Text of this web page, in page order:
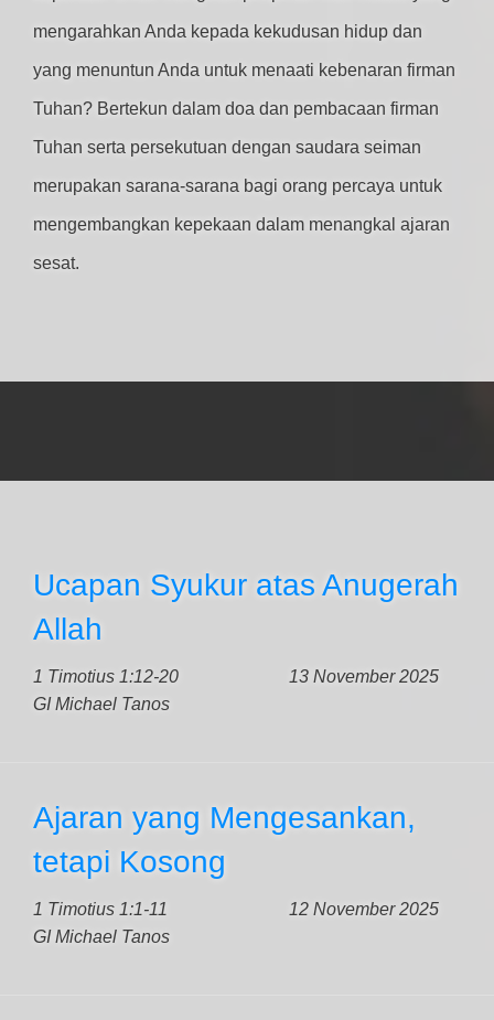
mengarahkan Anda kepada kekudusan hidup dan
yang menuntun Anda untuk menaati kebenaran firman
Tuhan? Bertekun dalam doa dan pembacaan firman
Tuhan serta persekutuan dengan saudara seiman
merupakan sarana-sarana bagi orang percaya untuk
mengembangkan kepekaan dalam menangkal ajaran
sesat.
Ucapan Syukur atas Anugerah
Allah
1 Timotius 1:12-20
13 November 2025
GI Michael Tanos
Ajaran yang Mengesankan,
tetapi Kosong
1 Timotius 1:1-11
12 November 2025
GI Michael Tanos